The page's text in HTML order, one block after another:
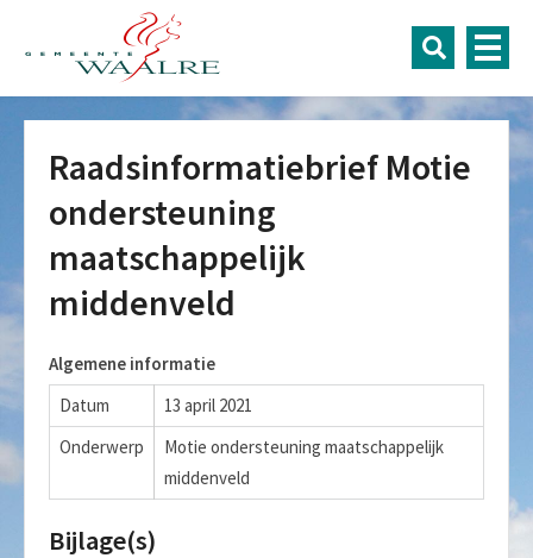
Raadsinformatiebrief Motie
ondersteuning
maatschappelijk
middenveld
Algemene informatie
Datum
13 april 2021
Onderwerp
Motie ondersteuning maatschappelijk
middenveld
Bijlage(s)